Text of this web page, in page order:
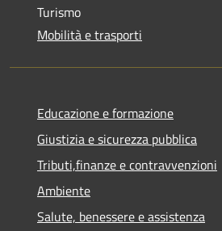
Turismo
Mobilità e trasporti
Educazione e formazione
Giustizia e sicurezza pubblica
Tributi,finanze e contravvenzioni
Ambiente
Salute, benessere e assistenza